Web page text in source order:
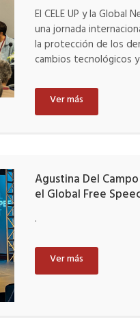
El CELE UP y la Global
una jornada
la protección de los
cambios tecnológicos
Ver más
Agustina Del
el Global Free
.
Ver más